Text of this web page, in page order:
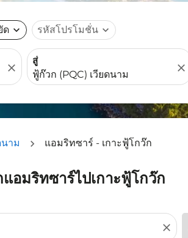
ด expand_more รหัสโปรโมชั่น expand_more
close
สู่
close
นาม แอมริทซาร์ - เกาะฟู้โกว๊ก
อมริทซาร์ไปเกาะฟู้โกว๊ก
close
ะ/หรือปลายทาง) หรือเลือกวันที่ด้านล่างเพื่